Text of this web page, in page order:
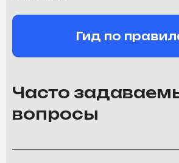
Гид по
Часто
вопросы